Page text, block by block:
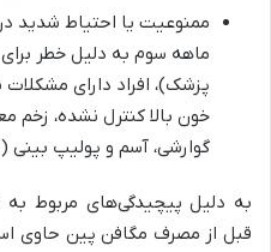
ممنوعیت یا احتیاط شدید
ماهه سوم به دلیل خطر
پزشک)، افراد دارای مشکلات
خون بالا کنترل نشده، زخم
گوارشی، آسم و پولیپ
به دلیل پیچیدگی‌های مربوط به
قبل از مصرف مگافن پین حاوی